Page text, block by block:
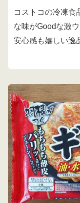
コストコの冷凍食
な味がGoodな激
安心感も嬉しい逸